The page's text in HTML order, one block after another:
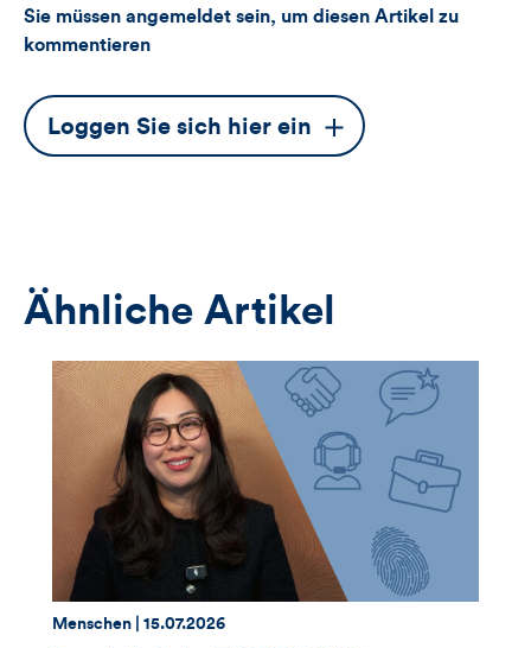
Sie müssen angemeldet sein, um diesen Artikel zu
kommentieren
Dieser
Button
Loggen Sie sich hier ein
Ähnliche Artikel
Thema:
Menschen | Datum:
15.07.2026